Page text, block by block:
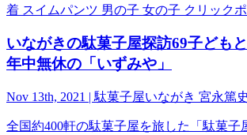
着 スイムパンツ 男の子 女の子 クリックポ
いながきの駄菓子屋探訪69子ども
年中無休の「いずみや」
Nov 13th, 2021 | 駄菓子屋いながき 宮永篤史
全国約400軒の駄菓子屋を旅した「駄菓子